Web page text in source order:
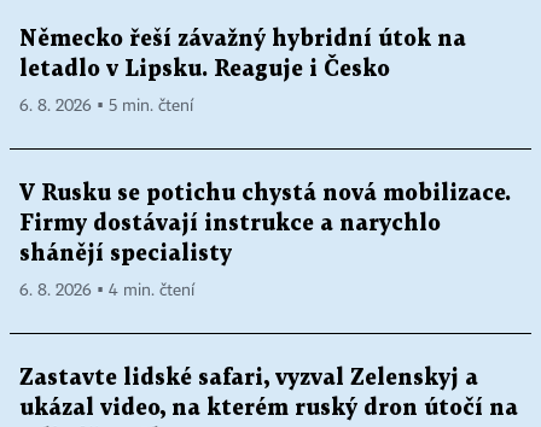
Německo řeší závažný hybridní útok na
letadlo v Lipsku. Reaguje i Česko
6. 8. 2026 ▪ 5 min. čtení
V Rusku se potichu chystá nová mobilizace.
Firmy dostávají instrukce a narychlo
shánějí specialisty
6. 8. 2026 ▪ 4 min. čtení
Zastavte lidské safari, vyzval Zelenskyj a
ukázal video, na kterém ruský dron útočí na